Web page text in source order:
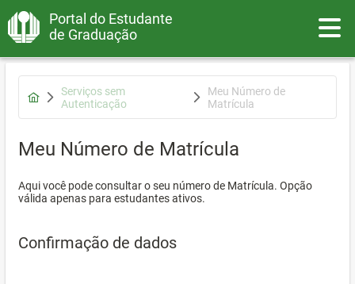
Portal do Estudante
de Graduação
Serviços sem
Autenticação
Meu Número de
Matrícula
Meu Número de Matrícula
Aqui você pode consultar o seu número de Matrícula. Opção
válida apenas para estudantes ativos.
Confirmação de dados